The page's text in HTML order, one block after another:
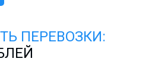
ПЕРЕВОЗКИ: